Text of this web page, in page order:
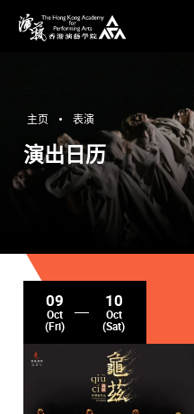
主页 表演
演出日历
09
Oct
(Fri)
10
Oct
(Sat)